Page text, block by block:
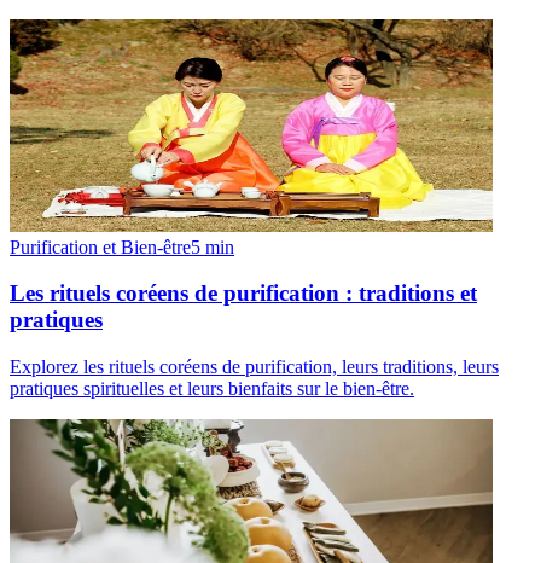
Purification et Bien-être5 min
Les rituels coréens de purification : traditions et
pratiques
Explorez les rituels coréens de purification, leurs traditions, leurs
pratiques spirituelles et leurs bienfaits sur le bien-être.